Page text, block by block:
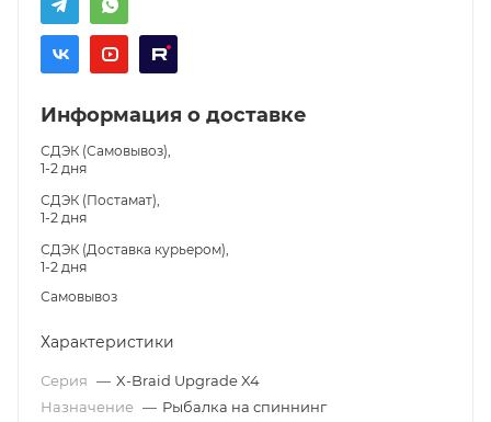
Информация о доставке
СДЭК (Самовывоз),
1-2 дня
СДЭК (Постамат),
1-2 дня
СДЭК (Доставка курьером),
1-2 дня
Самовывоз
Характеристики
Серия — X-Braid Upgrade X4
Назначение — Рыбалка на спиннинг